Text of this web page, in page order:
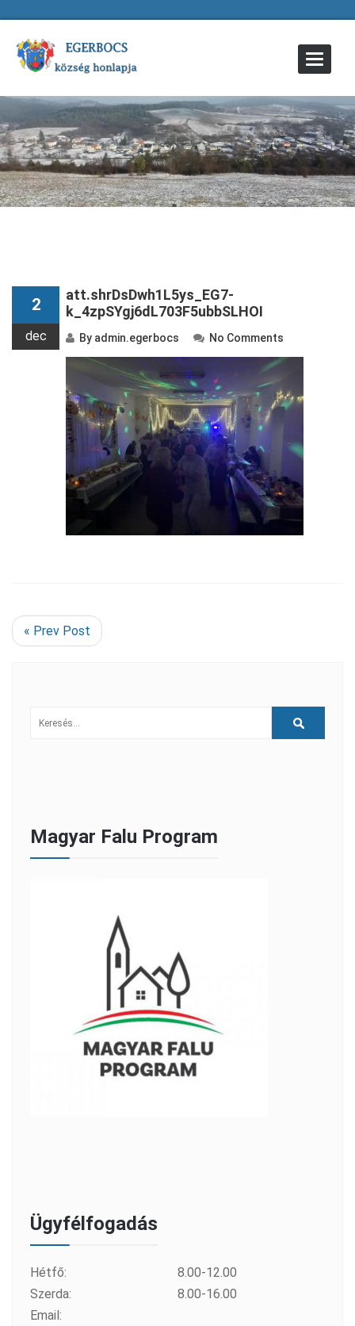
Toggle
2
dec
att.shrDsDwh1L5ys_EG7-
k_4zpSYgj6dL703F5ubbSLHOI
By admin.egerbocs No Comments
« Prev Post
Magyar Falu Program
Ügyfélfogadás
Hétfő:
8.00-12.00
Szerda:
8.00-16.00
Email: